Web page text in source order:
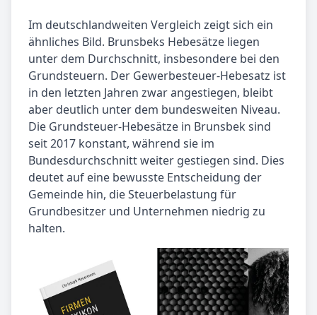
Im deutschlandweiten Vergleich zeigt sich ein
ähnliches Bild. Brunsbeks Hebesätze liegen
unter dem Durchschnitt, insbesondere bei den
Grundsteuern. Der Gewerbesteuer-Hebesatz ist
in den letzten Jahren zwar angestiegen, bleibt
aber deutlich unter dem bundesweiten Niveau.
Die Grundsteuer-Hebesätze in Brunsbek sind
seit 2017 konstant, während sie im
Bundesdurchschnitt weiter gestiegen sind. Dies
deutet auf eine bewusste Entscheidung der
Gemeinde hin, die Steuerbelastung für
Grundbesitzer und Unternehmen niedrig zu
halten.